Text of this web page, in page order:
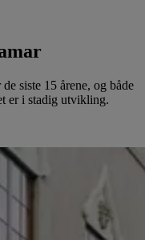
siste 15 årene, og både
er i stadig utvikling.